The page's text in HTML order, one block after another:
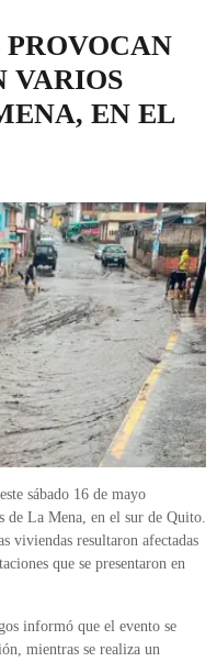
VARIOS
EN EL
sábado 16 de mayo
de La Mena, en el sur de Quito.
viviendas resultaron afectadas
que se presentaron en
informó que el evento se
mientras se realiza un